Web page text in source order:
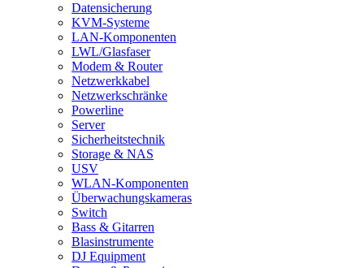
Datensicherung
KVM-Systeme
LAN-Komponenten
LWL/Glasfaser
Modem & Router
Netzwerkkabel
Netzwerkschränke
Powerline
Server
Sicherheitstechnik
Storage & NAS
USV
WLAN-Komponenten
Überwachungskameras
Switch
Bass & Gitarren
Blasinstrumente
DJ Equipment